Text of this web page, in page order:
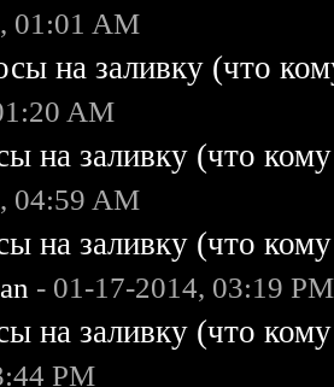
01:01 AM
на заливку (что
AM
на заливку (что
04:59 AM
на заливку (что
- 01-17-2014, 03:19 PM
на заливку (что
PM